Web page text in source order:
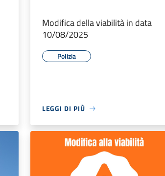
Modifica della viabilità in data
10/08/2025
Polizia
LEGGI DI PIÙ